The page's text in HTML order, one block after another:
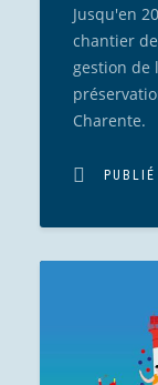
Jusqu'en
chantier
gestion de
Charente.